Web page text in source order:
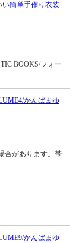
簡単手作り衣装
BOOKS/フォー
かんばまゆ
合があります。帯
かんばまゆ